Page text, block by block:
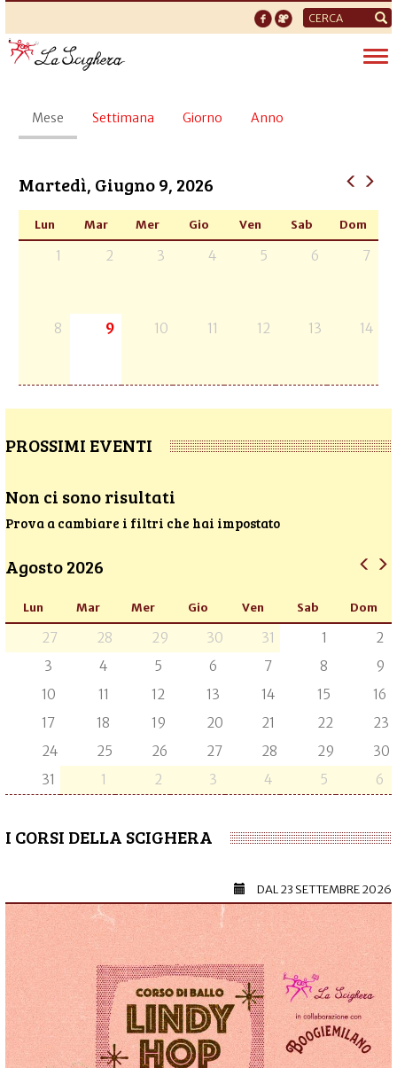
Form
di
ricerca
Schede
primarie
Mese (scheda
attiva)
Settimana Giorno Anno
Martedì, Giugno 9, 2026
Lun Mar Mer Gio Ven Sab Dom
1 2 3 4 5 6 7
8 9 10 11 12 13 14
PROSSIMI EVENTI
Non ci sono risultati
Prova a cambiare i filtri che hai impostato
Agosto 2026
Lun Mar Mer Gio Ven Sab Dom
27 28 29 30 31 1
2
3
4 5 6 7 8
9
10
11 12 13 14 15
16
17
18 19 20 21 22
23
24
25 26 27 28 29
30
31
1 2 3 4 5 6
I CORSI DELLA SCIGHERA
DAL23 SETTEMBRE 2026